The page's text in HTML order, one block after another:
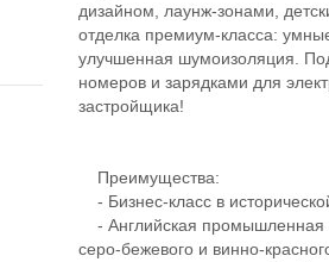
дизайном, лаунж-зонами,
отделка премиум-класса:
улучшенная шумоизоляция.
номеров и зарядками для
застройщика!
Преимущества:
- Бизнес-класс в
- Английская промышленная
серо-бежевого и винно-